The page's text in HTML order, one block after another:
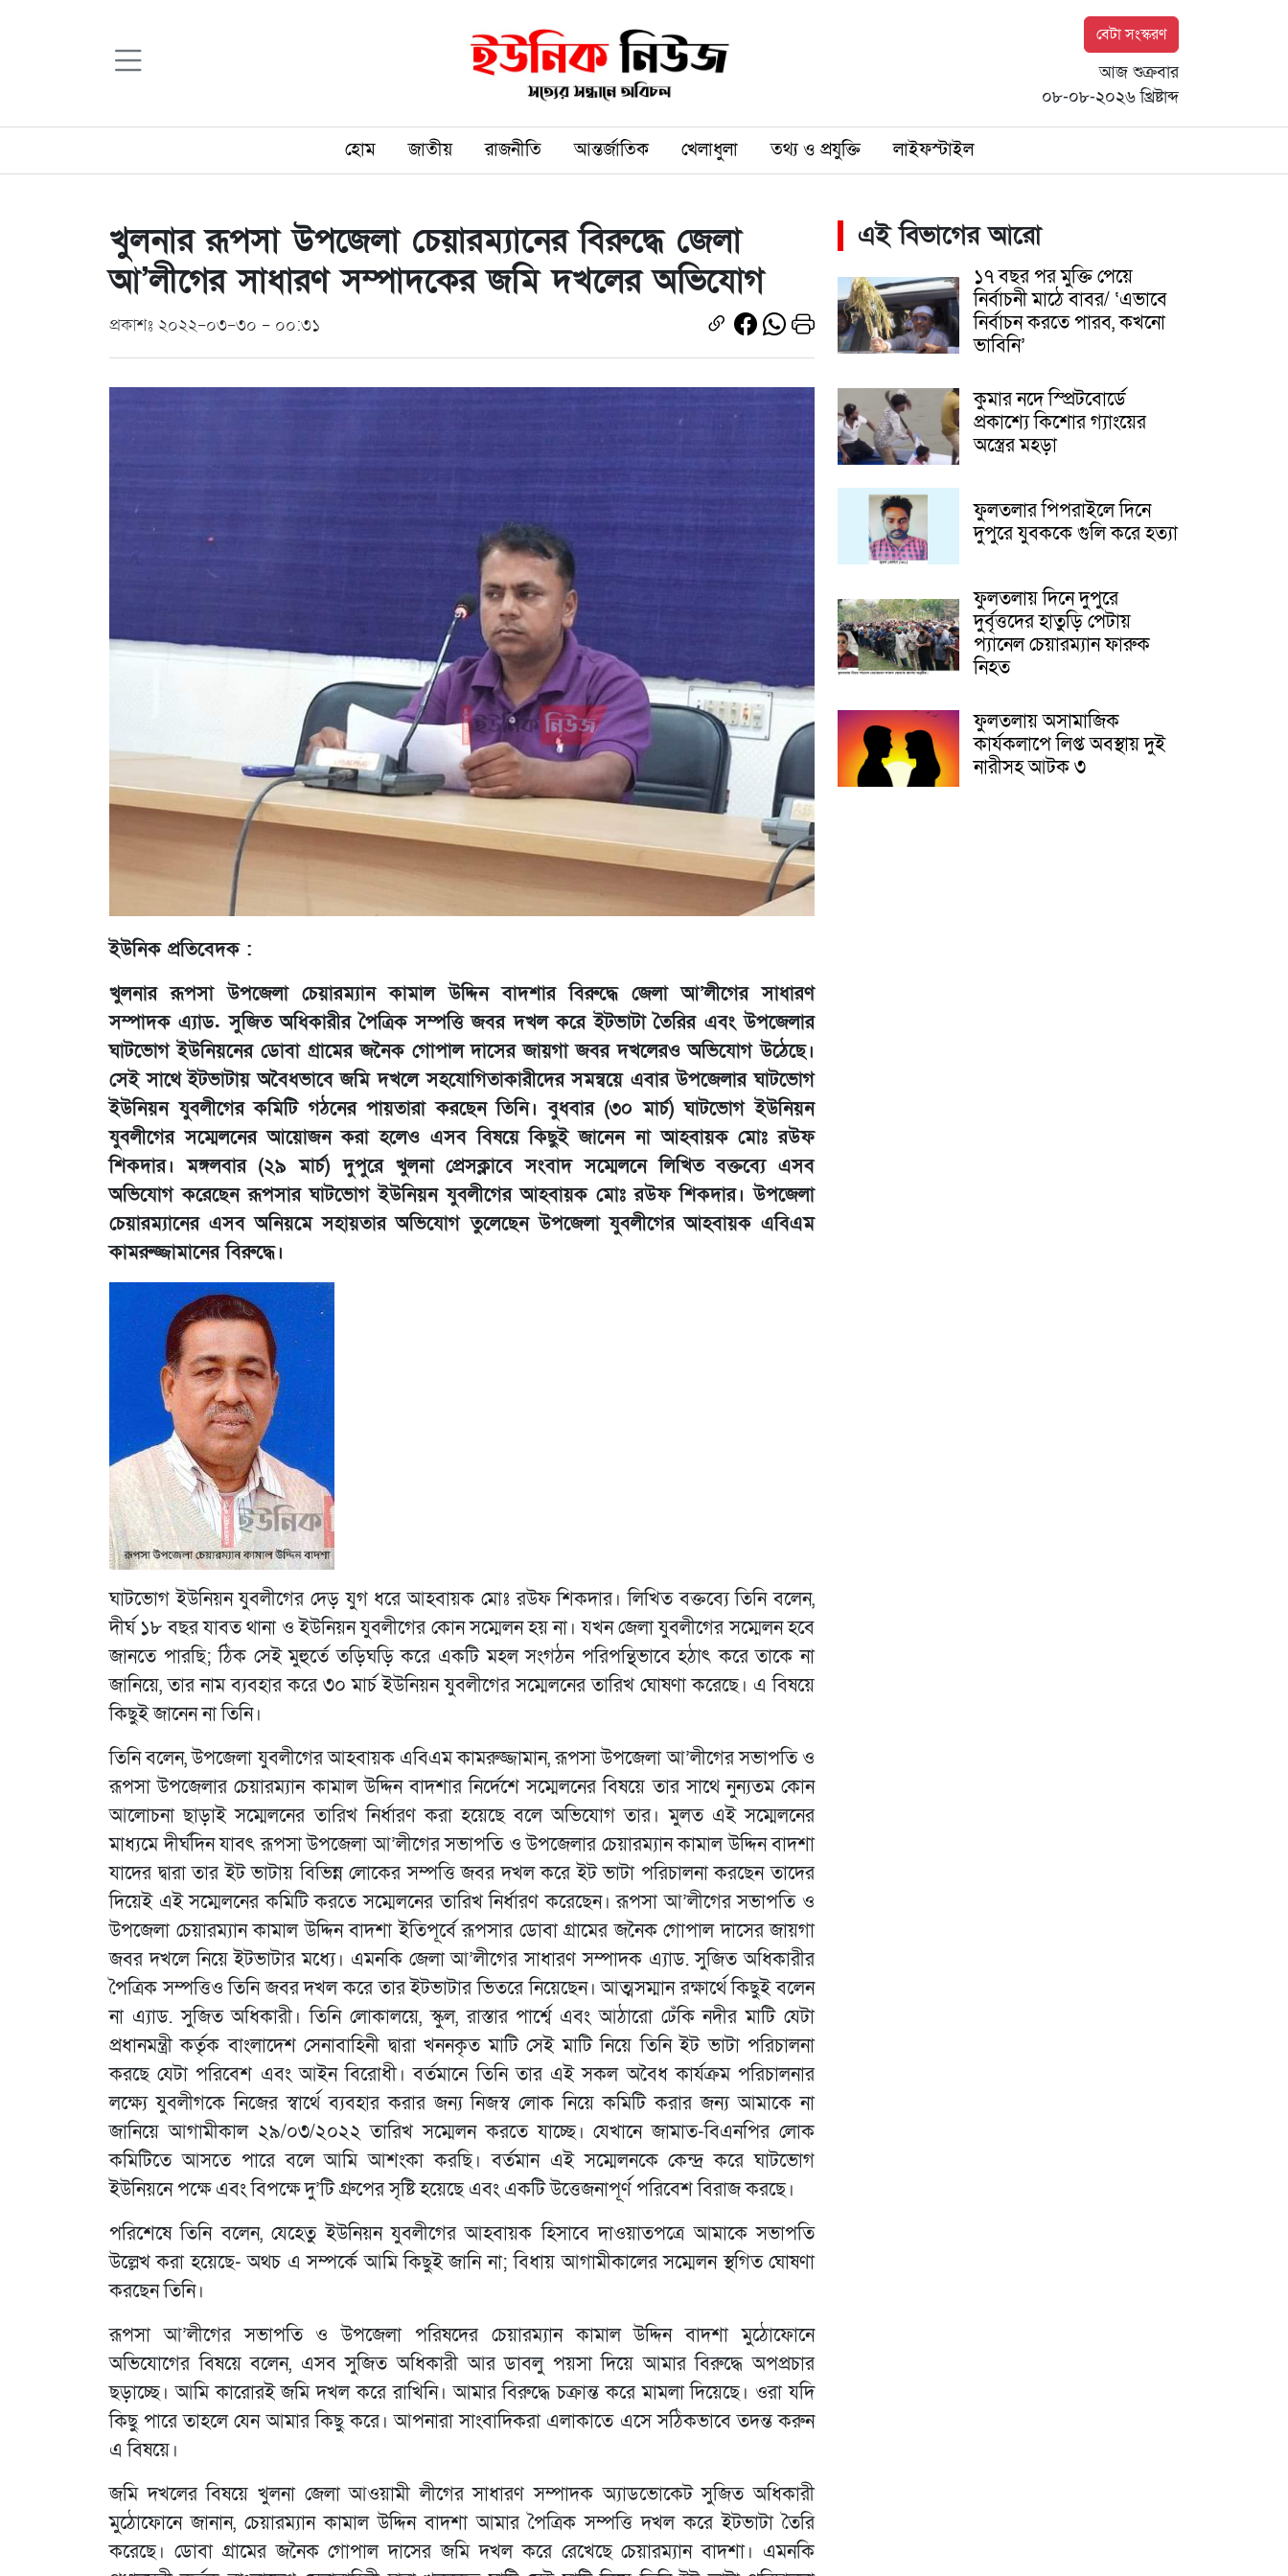
বেটা সংস্করণ
আজ শুক্রবার
০৮-০৮-২০২৬ খ্রিষ্টাব্দ
হোম জাতীয় রাজনীতি আন্তর্জাতিক খেলাধুলা তথ্য ও প্রযুক্তি লাইফস্টাইল
খুলনার রূপসা উপজেলা চেয়ারম্যানের বিরুদ্ধে জেলা
আ’লীগের সাধারণ সম্পাদকের জমি দখলের অভিযোগ
প্রকাশঃ ২০২২-০৩-৩০ - ০০:৩১
ইউনিক প্রতিবেদক :
খুলনার রূপসা উপজেলা চেয়ারম্যান কামাল উদ্দিন বাদশার বিরুদ্ধে জেলা আ’লীগের সাধারণ
সম্পাদক এ্যাড. সুজিত অধিকারীর পৈত্রিক সম্পত্তি জবর দখল করে ইটভাটা তৈরির এবং উপজেলার
ঘাটভোগ ইউনিয়নের ডোবা গ্রামের জনৈক গোপাল দাসের জায়গা জবর দখলেরও অভিযোগ উঠেছে।
সেই সাথে ইটভাটায় অবৈধভাবে জমি দখলে সহযোগিতাকারীদের সমন্বয়ে এবার উপজেলার ঘাটভোগ
ইউনিয়ন যুবলীগের কমিটি গঠনের পায়তারা করছেন তিনি। বুধবার (৩০ মার্চ) ঘাটভোগ ইউনিয়ন
যুবলীগের সম্মেলনের আয়োজন করা হলেও এসব বিষয়ে কিছুই জানেন না আহবায়ক মোঃ রউফ
শিকদার। মঙ্গলবার (২৯ মার্চ) দুপুরে খুলনা প্রেসক্লাবে সংবাদ সম্মেলনে লিখিত বক্তব্যে এসব
অভিযোগ করেছেন রূপসার ঘাটভোগ ইউনিয়ন যুবলীগের আহবায়ক মোঃ রউফ শিকদার। উপজেলা
চেয়ারম্যানের এসব অনিয়মে সহায়তার অভিযোগ তুলেছেন উপজেলা যুবলীগের আহবায়ক এবিএম
কামরুজ্জামানের বিরুদ্ধে।
ঘাটভোগ ইউনিয়ন যুবলীগের দেড় যুগ ধরে আহবায়ক মোঃ রউফ শিকদার। লিখিত বক্তব্যে তিনি বলেন,
দীর্ঘ ১৮ বছর যাবত থানা ও ইউনিয়ন যুবলীগের কোন সম্মেলন হয় না। যখন জেলা যুবলীগের সম্মেলন হবে
জানতে পারছি; ঠিক সেই মুহুর্তে তড়িঘড়ি করে একটি মহল সংগঠন পরিপন্থিভাবে হঠাৎ করে তাকে না
জানিয়ে, তার নাম ব্যবহার করে ৩০ মার্চ ইউনিয়ন যুবলীগের সম্মেলনের তারিখ ঘোষণা করেছে। এ বিষয়ে
কিছুই জানেন না তিনি।
তিনি বলেন, উপজেলা যুবলীগের আহবায়ক এবিএম কামরুজ্জামান, রূপসা উপজেলা আ’লীগের সভাপতি ও
রূপসা উপজেলার চেয়ারম্যান কামাল উদ্দিন বাদশার নির্দেশে সম্মেলনের বিষয়ে তার সাথে নুন্যতম কোন
আলোচনা ছাড়াই সম্মেলনের তারিখ নির্ধারণ করা হয়েছে বলে অভিযোগ তার। মুলত এই সম্মেলনের
মাধ্যমে দীর্ঘদিন যাবৎ রূপসা উপজেলা আ’লীগের সভাপতি ও উপজেলার চেয়ারম্যান কামাল উদ্দিন বাদশা
যাদের দ্বারা তার ইট ভাটায় বিভিন্ন লোকের সম্পত্তি জবর দখল করে ইট ভাটা পরিচালনা করছেন তাদের
দিয়েই এই সম্মেলনের কমিটি করতে সম্মেলনের তারিখ নির্ধারণ করেছেন। রূপসা আ’লীগের সভাপতি ও
উপজেলা চেয়ারম্যান কামাল উদ্দিন বাদশা ইতিপূর্বে রূপসার ডোবা গ্রামের জনৈক গোপাল দাসের জায়গা
জবর দখলে নিয়ে ইটভাটার মধ্যে। এমনকি জেলা আ’লীগের সাধারণ সম্পাদক এ্যাড. সুজিত অধিকারীর
পৈত্রিক সম্পত্তিও তিনি জবর দখল করে তার ইটভাটার ভিতরে নিয়েছেন। আত্মসম্মান রক্ষার্থে কিছুই বলেন
না এ্যাড. সুজিত অধিকারী। তিনি লোকালয়ে, স্কুল, রাস্তার পার্শ্বে এবং আঠারো ঢেঁকি নদীর মাটি যেটা
প্রধানমন্ত্রী কর্তৃক বাংলাদেশ সেনাবাহিনী দ্বারা খননকৃত মাটি সেই মাটি নিয়ে তিনি ইট ভাটা পরিচালনা
করছে যেটা পরিবেশ এবং আইন বিরোধী। বর্তমানে তিনি তার এই সকল অবৈধ কার্যক্রম পরিচালনার
লক্ষ্যে যুবলীগকে নিজের স্বার্থে ব্যবহার করার জন্য নিজস্ব লোক নিয়ে কমিটি করার জন্য আমাকে না
জানিয়ে আগামীকাল ২৯/০৩/২০২২ তারিখ সম্মেলন করতে যাচ্ছে। যেখানে জামাত-বিএনপির লোক
কমিটিতে আসতে পারে বলে আমি আশংকা করছি। বর্তমান এই সম্মেলনকে কেন্দ্র করে ঘাটভোগ
ইউনিয়নে পক্ষে এবং বিপক্ষে দু’টি গ্রুপের সৃষ্টি হয়েছে এবং একটি উত্তেজনাপূর্ণ পরিবেশ বিরাজ করছে।
পরিশেষে তিনি বলেন, যেহেতু ইউনিয়ন যুবলীগের আহবায়ক হিসাবে দাওয়াতপত্রে আমাকে সভাপতি
উল্লেখ করা হয়েছে- অথচ এ সম্পর্কে আমি কিছুই জানি না; বিধায় আগামীকালের সম্মেলন স্থগিত ঘোষণা
করছেন তিনি।
রূপসা আ’লীগের সভাপতি ও উপজেলা পরিষদের চেয়ারম্যান কামাল উদ্দিন বাদশা মুঠোফোনে
অভিযোগের বিষয়ে বলেন, এসব সুজিত অধিকারী আর ডাবলু পয়সা দিয়ে আমার বিরুদ্ধে অপপ্রচার
ছড়াচ্ছে। আমি কারোরই জমি দখল করে রাখিনি। আমার বিরুদ্ধে চক্রান্ত করে মামলা দিয়েছে। ওরা যদি
কিছু পারে তাহলে যেন আমার কিছু করে। আপনারা সাংবাদিকরা এলাকাতে এসে সঠিকভাবে তদন্ত করুন
এ বিষয়ে।
জমি দখলের বিষয়ে খুলনা জেলা আওয়ামী লীগের সাধারণ সম্পাদক অ্যাডভোকেট সুজিত অধিকারী
মুঠোফোনে জানান, চেয়ারম্যান কামাল উদ্দিন বাদশা আমার পৈত্রিক সম্পত্তি দখল করে ইটভাটা তৈরি
করেছে। ডোবা গ্রামের জনৈক গোপাল দাসের জমি দখল করে রেখেছে চেয়ারম্যান বাদশা। এমনকি
এই বিভাগের আরো
১৭ বছর পর মুক্তি পেয়ে
নির্বাচনী মাঠে বাবর/ ‘এভাবে
নির্বাচন করতে পারব, কখনো
ভাবিনি’
কুমার নদে স্প্রিটবোর্ডে
প্রকাশ্যে কিশোর গ্যাংয়ের
অস্ত্রের মহড়া
ফুলতলার পিপরাইলে দিনে
দুপুরে যুবককে গুলি করে হত্যা
ফুলতলায় দিনে দুপুরে
দুর্বৃত্তদের হাতুড়ি পেটায়
প্যানেল চেয়ারম্যান ফারুক
নিহত
ফুলতলায় অসামাজিক
কার্যকলাপে লিপ্ত অবস্থায় দুই
নারীসহ আটক ৩